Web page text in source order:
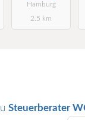
Hamburg
2.5 km
Steuerberater